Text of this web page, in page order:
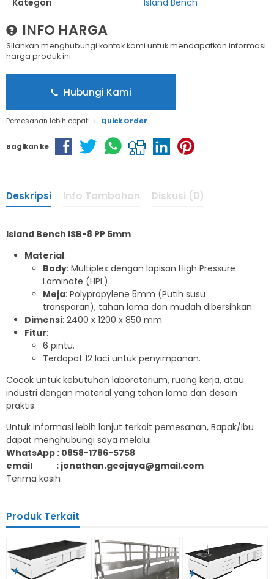
Kategori
Island Bench
INFO HARGA
Silahkan menghubungi kontak kami untuk mendapatkan informasi
harga produk ini.
Hubungi Kami
Pemesanan lebih cepat! Quick Order
Bagikan ke
Deskripsi Info Tambahan Diskusi (0)
Island Bench ISB-8 PP 5mm
Material:
Body: Multiplex dengan lapisan High Pressure
Laminate (HPL).
Meja: Polypropylene 5mm (Putih susu
transparan), tahan lama dan mudah dibersihkan.
Dimensi: 2400 x 1200 x 850 mm
Fitur:
6 pintu.
Terdapat 12 laci untuk penyimpanan.
Cocok untuk kebutuhan laboratorium, ruang kerja, atau
industri dengan material yang tahan lama dan desain
praktis.
Untuk informasi lebih lanjut terkait pemesanan, Bapak/Ibu
dapat menghubungi saya melalui
WhatsApp : 0858-1786-5758
email : jonathan.geojaya@gmail.com
Terima kasih
Produk Terkait